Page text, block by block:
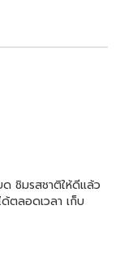
ด ชิมรสชาติให้ดีแล้ว
ด้ตลอดเวลา เก็บ